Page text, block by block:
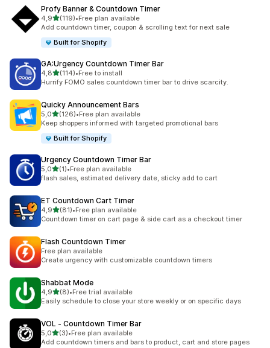
Profy Banner & Countdown Timer
4,9na 5 gwiazdek
(119)
Łączna liczba recenzji: 119
•Free plan available
Add countdown timer, coupon & scrolling text for next sale
Built for Shopify
GA:Urgency Countdown Timer Bar
4,8na 5 gwiazdek
(114)
Łączna liczba recenzji: 114
•Free to install
Hurrify FOMO sales countdown timer bar to drive scarcity.
Quicky Announcement Bars
5,0na 5 gwiazdek
(126)
Łączna liczba recenzji: 126
•Free plan available
Keep shoppers informed with targeted promotional bars
Built for Shopify
Urgency Countdown Timer Bar
5,0na 5 gwiazdek
(1)
Łączna liczba recenzji: 1
•Free plan available
flash sales, estimated delivery date, sticky add to cart
ET Countdown Cart Timer
4,9na 5 gwiazdek
(81)
Łączna liczba recenzji: 81
•Free plan available
Countdown timer on cart page & side cart as a checkout timer
Flash Countdown Timer
Free plan available
Create urgency with customizable countdown timers
Shabbat Mode
4,9na 5 gwiazdek
(8)
Łączna liczba recenzji: 8
•Free trial available
Easily schedule to close your store weekly or on specific days
VOL ‑ Countdown Timer Bar
5,0na 5 gwiazdek
(3)
Łączna liczba recenzji: 3
•Free plan available
Add countdown timers and bars to product, cart and store pages